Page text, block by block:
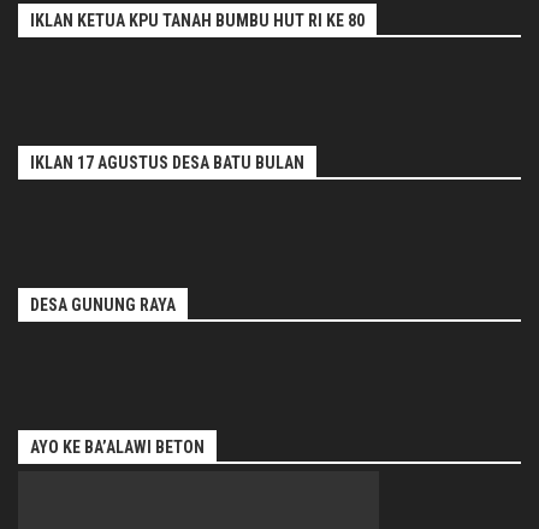
IKLAN KETUA KPU TANAH BUMBU HUT RI KE 80
IKLAN 17 AGUSTUS DESA BATU BULAN
DESA GUNUNG RAYA
AYO KE BA’ALAWI BETON